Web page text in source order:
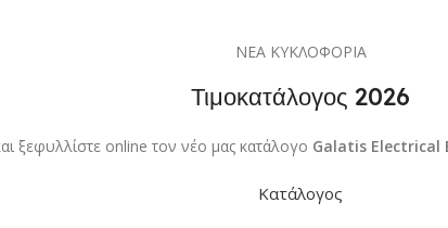
ΝΕΑ ΚΥΚΛΟΦΟΡΙΑ
Τιμοκατάλογος 2026
ξεφυλλίστε online τον νέο μας κατάλογο Galatis Electrical
Κατάλογος